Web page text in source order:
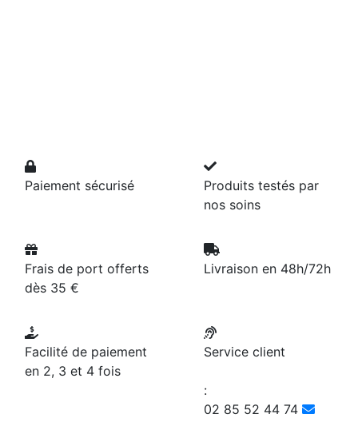
Paiement sécurisé
Produits testés par
nos soins
Frais de port offerts
dès 35 €
Livraison en 48h/72h
Facilité de paiement
en 2, 3 et 4 fois
Service client
:
02 85 52 44 74